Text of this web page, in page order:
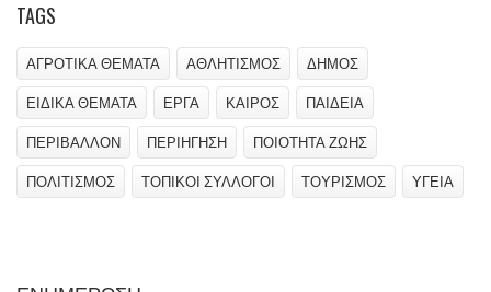
TAGS
ΑΓΡΟΤΙΚΑ ΘΕΜΑΤΑ ΑΘΛΗΤΙΣΜΟΣ ΔΗΜΟΣ
ΕΙΔΙΚΑ ΘΕΜΑΤΑ ΕΡΓΑ ΚΑΙΡΟΣ ΠΑΙΔΕΙΑ
ΠΕΡΙΒΑΛΛΟΝ ΠΕΡΙΗΓΗΣΗ ΠΟΙΟΤΗΤΑ ΖΩΗΣ
ΠΟΛΙΤΙΣΜΟΣ ΤΟΠΙΚΟΙ ΣΥΛΛΟΓΟΙ ΤΟΥΡΙΣΜΟΣ ΥΓΕΙΑ